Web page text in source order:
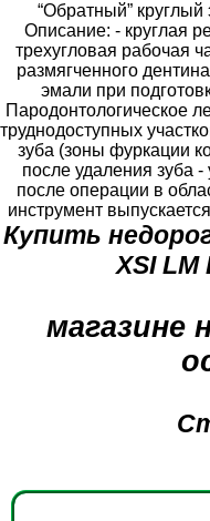
“Обратный”
Описание: - круглая
трехугловая рабочая
размягченного
эмали при
Пародонтологическое
труднодоступных
зуба (зоны фуркации
после удаления зуба
после операции в
инструмент
Купить
ХSI
магазине